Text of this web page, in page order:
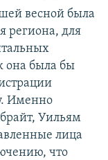
весной была
региона, для
она была бы
Именно
Уильям
лица
что